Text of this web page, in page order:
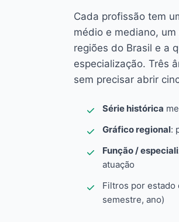
Cada profissão tem
médio e mediano,
regiões do Brasil e a
especialização. Três
sem precisar abrir
Série histórica
Gráfico regional:
Função /
atuação
Filtros por estado
semestre, ano)